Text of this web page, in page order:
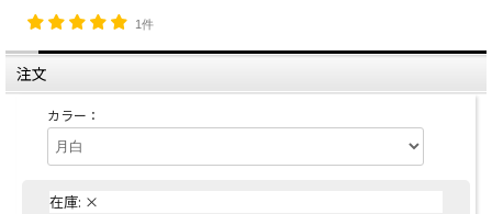
1件
注文
カラー：
在庫: ×